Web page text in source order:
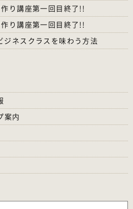
り講座第一回目終了!!
り講座第一回目終了!!
ネスクラスを味わう方法
案内